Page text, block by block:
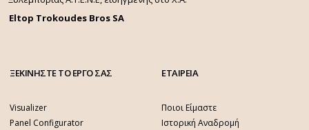
Eltop Trokoudes Bros SA
ΞΕΚΙΝΗΣΤΕ ΤΟ ΕΡΓΟ ΣΑΣ
Visualizer
Panel Configurator
ΕΤΑΙΡΕΙΑ
Ποιοι Είμαστε
Ιστορική Αναδρομή